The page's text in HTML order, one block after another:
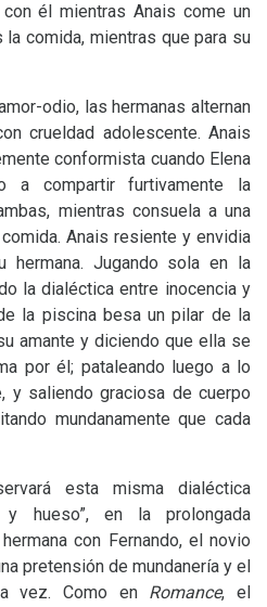
él mientras Anais come un
comida, mientras que para su
odio, las hermanas alternan
crueldad adolescente. Anais
conformista cuando Elena
a compartir furtivamente la
mientras consuela a una
Anais resiente y envidia
hermana. Jugando sola en la
la dialéctica entre inocencia y
la piscina besa un pilar de la
amante y diciendo que ella se
por él; pataleando luego a lo
y saliendo graciosa de cuerpo
mundanamente que cada
esta misma dialéctica
y hueso”, en la prolongada
con Fernando, el novio
pretensión de mundanería y el
vez. Como en Romance, el